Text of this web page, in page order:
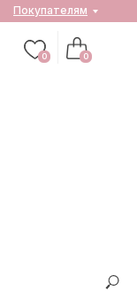
0
0
Покупателям